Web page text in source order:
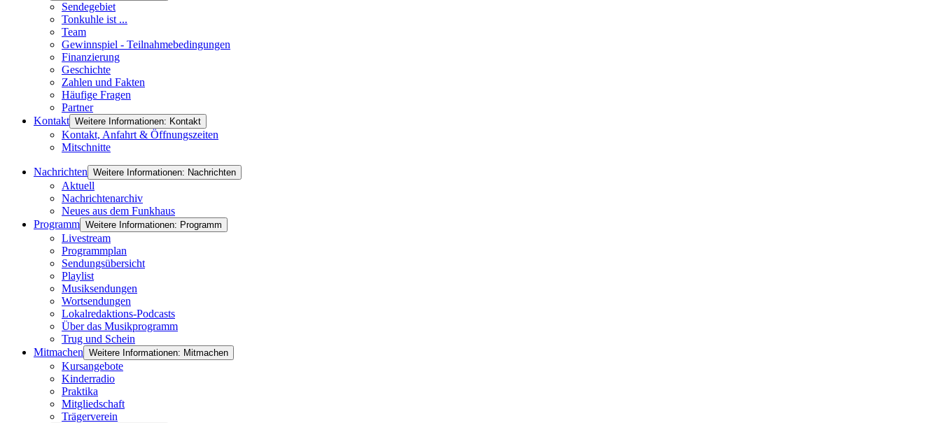
Sendegebiet
Tonkuhle ist ...
Team
Gewinnspiel - Teilnahmebedingungen
Finanzierung
Geschichte
Zahlen und Fakten
Häufige Fragen
Partner
Kontakt Weitere Informationen: Kontakt
Kontakt, Anfahrt & Öffnungszeiten
Mitschnitte
Nachrichten Weitere Informationen: Nachrichten
Aktuell
Nachrichtenarchiv
Neues aus dem Funkhaus
Programm Weitere Informationen: Programm
Livestream
Programmplan
Sendungsübersicht
Playlist
Musiksendungen
Wortsendungen
Lokalredaktions-Podcasts
Über das Musikprogramm
Trug und Schein
Mitmachen Weitere Informationen: Mitmachen
Kursangebote
Kinderradio
Praktika
Mitgliedschaft
Trägerverein